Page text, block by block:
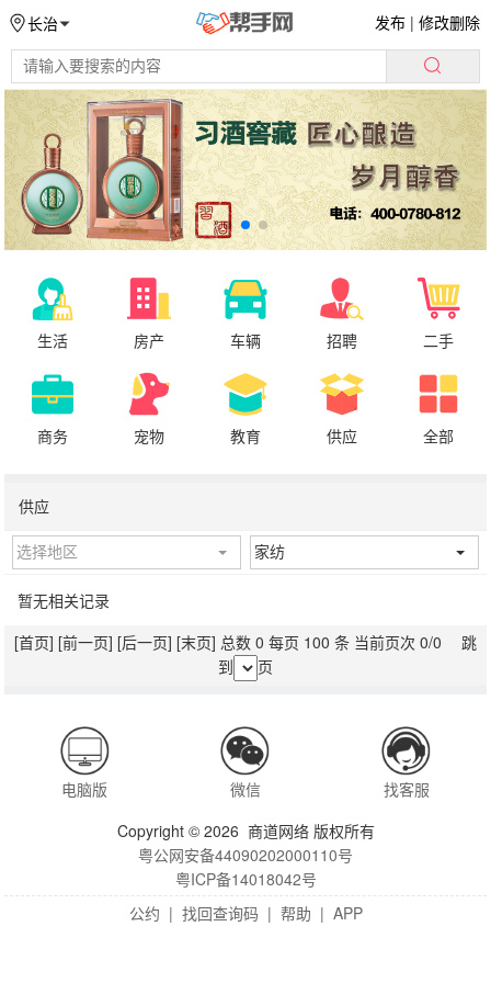
长治 发布 |修改删除
生活 房产 车辆 招聘 二手
商务 宠物 教育 供应 全部
供应
选择地区 家纺
暂无相关记录
[首页] [前一页] [后一页] [末页] 总数 0 每页 100 条 当前页次 0/0 跳
到
页
电脑版 微信
找客服
Copyright © 2026 商道网络 版权所有
粤公网安备44090202000110号
粤ICP备14018042号
公约 | 找回查询码 | 帮助 | APP